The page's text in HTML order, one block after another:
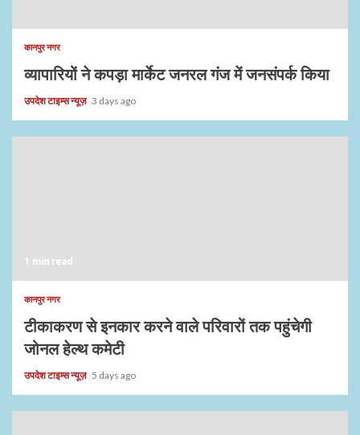
कानपुर नगर
व्यापारियों ने कपड़ा मार्केट जनरल गंज में जनसंपर्क किया
उपदेश टाइम्स न्यूज़ 3 days ago
1 min read
कानपुर नगर
टीकाकरण से इनकार करने वाले परिवारों तक पहुंचेगी
जोनल हेल्थ कमेटी
उपदेश टाइम्स न्यूज़ 5 days ago